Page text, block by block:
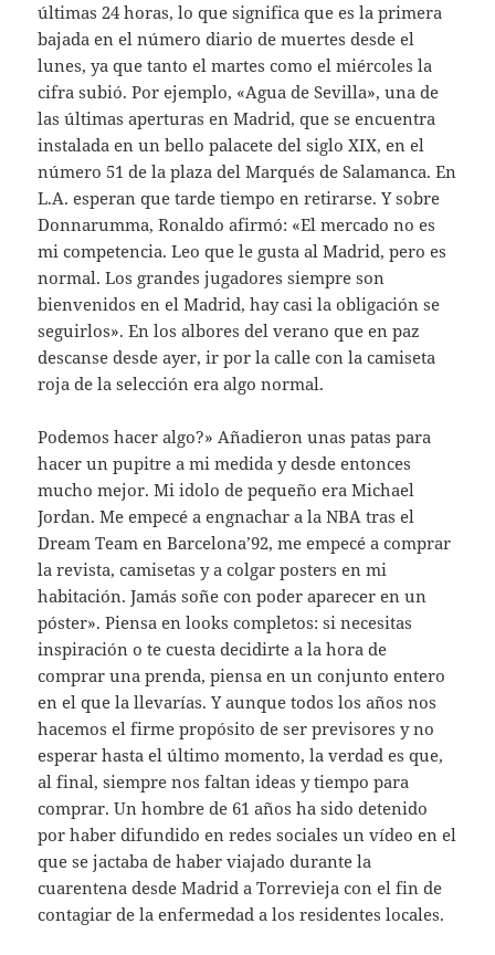
últimas 24 horas, lo que significa que es la primera
bajada en el número diario de muertes desde el
lunes, ya que tanto el martes como el miércoles la
cifra subió. Por ejemplo, «Agua de Sevilla», una de
las últimas aperturas en Madrid, que se encuentra
instalada en un bello palacete del siglo XIX, en el
número 51 de la plaza del Marqués de Salamanca. En
L.A. esperan que tarde tiempo en retirarse. Y sobre
Donnarumma, Ronaldo afirmó: «El mercado no es
mi competencia. Leo que le gusta al Madrid, pero es
normal. Los grandes jugadores siempre son
bienvenidos en el Madrid, hay casi la obligación se
seguirlos». En los albores del verano que en paz
descanse desde ayer, ir por la calle con la camiseta
roja de la selección era algo normal.
Podemos hacer algo?» Añadieron unas patas para
hacer un pupitre a mi medida y desde entonces
mucho mejor. Mi idolo de pequeño era Michael
Jordan. Me empecé a engnachar a la NBA tras el
Dream Team en Barcelona’92, me empecé a comprar
la revista, camisetas y a colgar posters en mi
habitación. Jamás soñe con poder aparecer en un
póster». Piensa en looks completos: si necesitas
inspiración o te cuesta decidirte a la hora de
comprar una prenda, piensa en un conjunto entero
en el que la llevarías. Y aunque todos los años nos
hacemos el firme propósito de ser previsores y no
esperar hasta el último momento, la verdad es que,
al final, siempre nos faltan ideas y tiempo para
comprar. Un hombre de 61 años ha sido detenido
por haber difundido en redes sociales un vídeo en el
que se jactaba de haber viajado durante la
cuarentena desde Madrid a Torrevieja con el fin de
contagiar de la enfermedad a los residentes locales.